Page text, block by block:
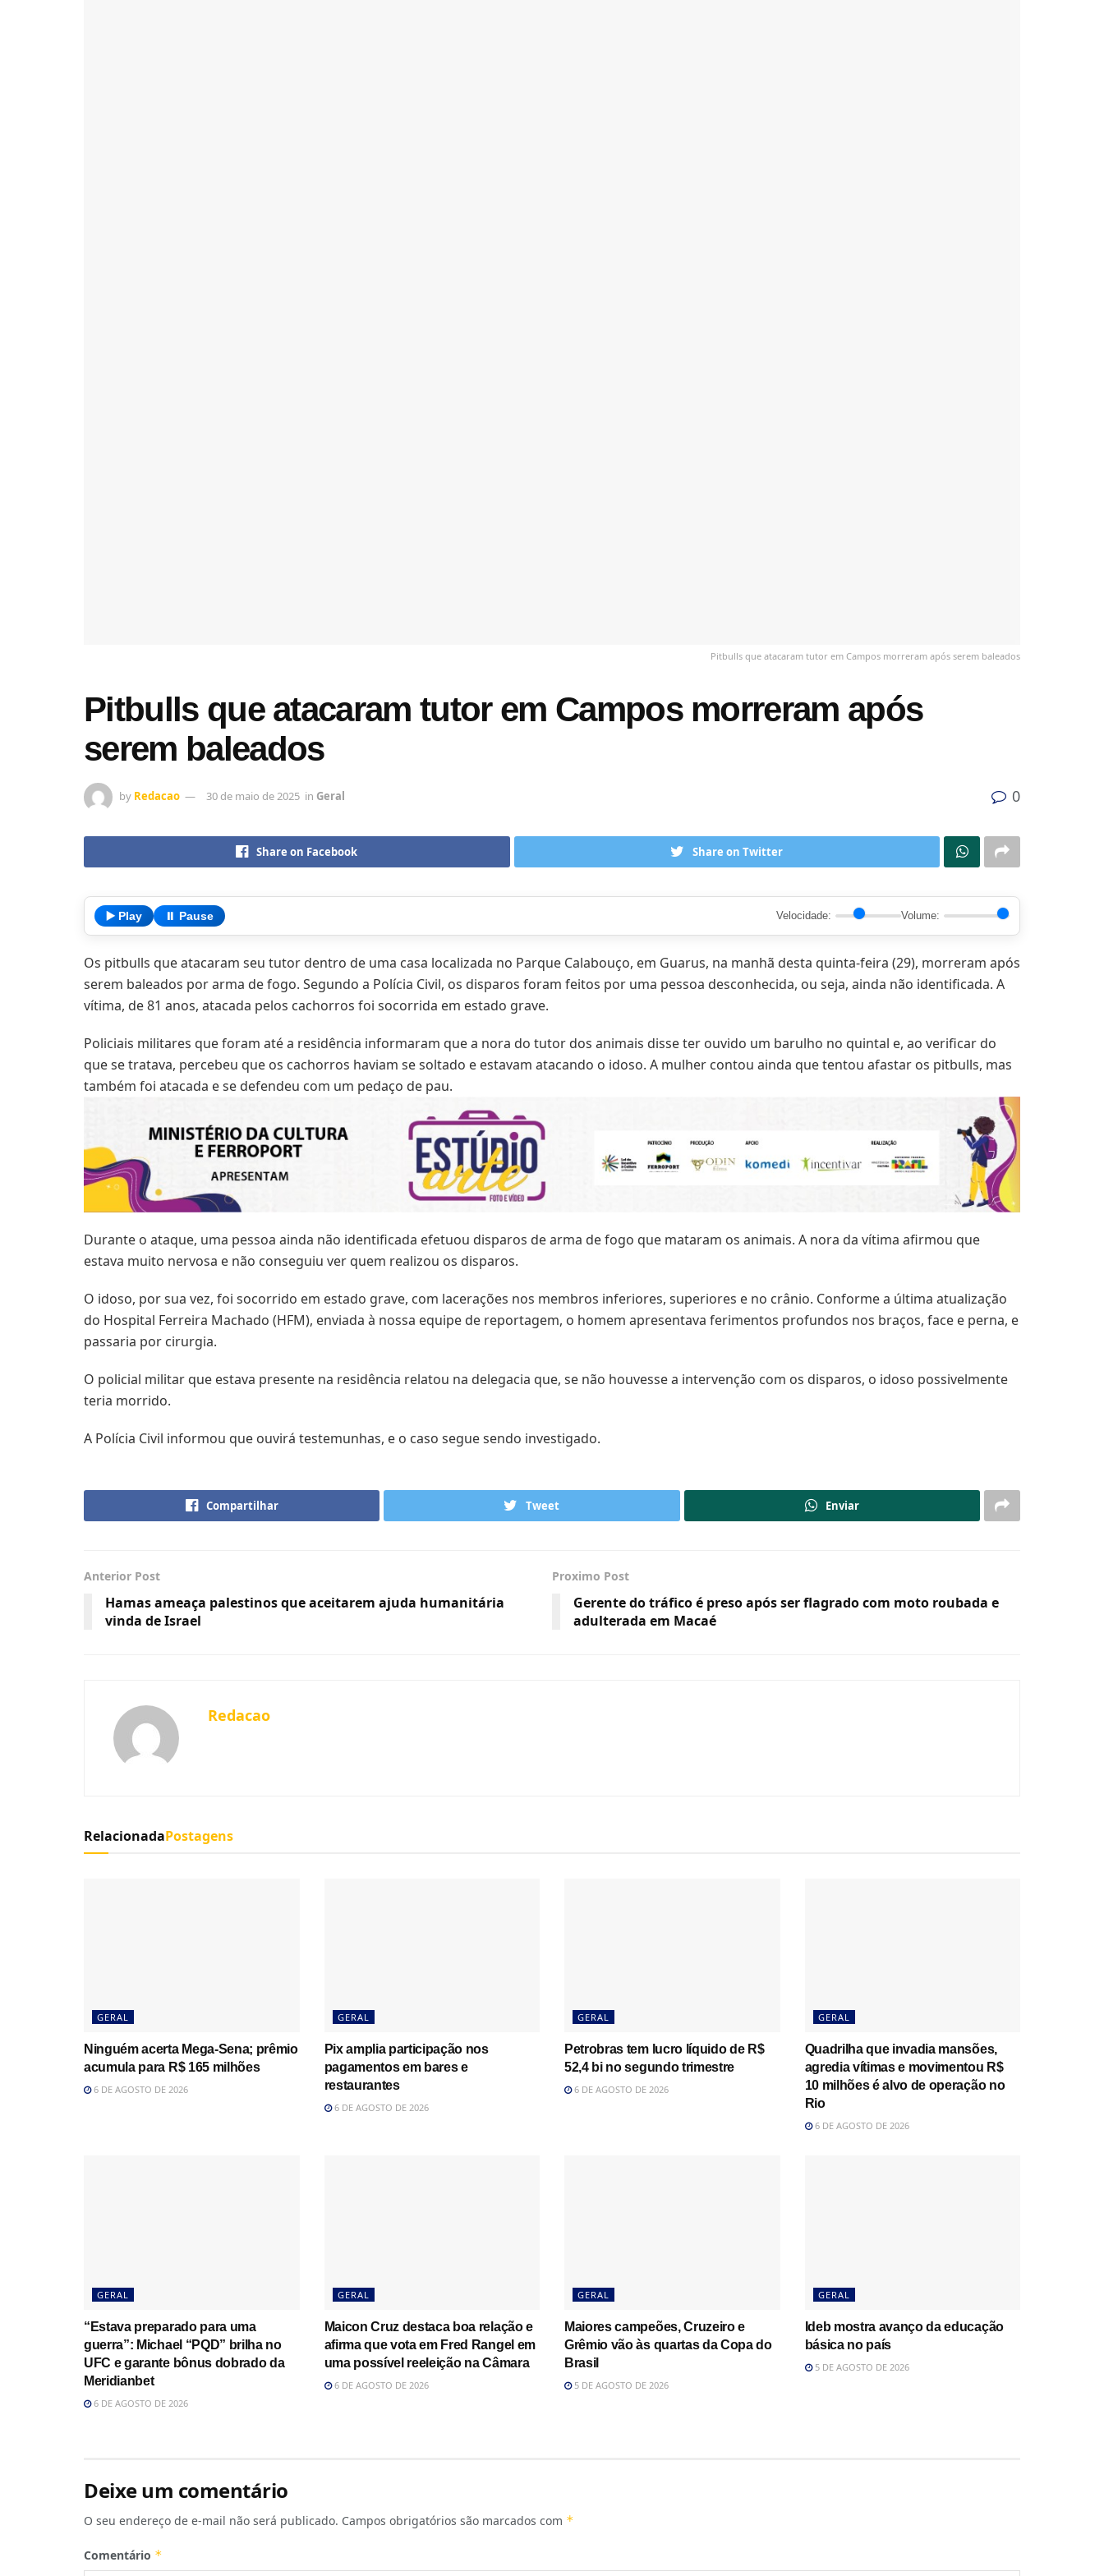
Pitbulls que atacaram tutor em Campos morreram após serem baleados
Pitbulls que atacaram tutor em Campos morreram após
serem baleados
by Redacao 30 de maio de 2025 in Geral 0
Share on Facebook Share on Twitter
▶️ Play ⏸️ Pause Velocidade: Volume:
Os pitbulls que atacaram seu tutor dentro de uma casa localizada no Parque Calabouço, em Guarus, na manhã desta quinta-feira (29), morreram após
serem baleados por arma de fogo. Segundo a Polícia Civil, os disparos foram feitos por uma pessoa desconhecida, ou seja, ainda não identificada. A
vítima, de 81 anos, atacada pelos cachorros foi socorrida em estado grave.
Policiais militares que foram até a residência informaram que a nora do tutor dos animais disse ter ouvido um barulho no quintal e, ao verificar do
que se tratava, percebeu que os cachorros haviam se soltado e estavam atacando o idoso. A mulher contou ainda que tentou afastar os pitbulls, mas
também foi atacada e se defendeu com um pedaço de pau.
Durante o ataque, uma pessoa ainda não identificada efetuou disparos de arma de fogo que mataram os animais. A nora da vítima afirmou que
estava muito nervosa e não conseguiu ver quem realizou os disparos.
O idoso, por sua vez, foi socorrido em estado grave, com lacerações nos membros inferiores, superiores e no crânio. Conforme a última atualização
do Hospital Ferreira Machado (HFM), enviada à nossa equipe de reportagem, o homem apresentava ferimentos profundos nos braços, face e perna, e
passaria por cirurgia.
O policial militar que estava presente na residência relatou na delegacia que, se não houvesse a intervenção com os disparos, o idoso possivelmente
teria morrido.
A Polícia Civil informou que ouvirá testemunhas, e o caso segue sendo investigado.
Compartilhar Tweet Enviar
Anterior Post
Hamas ameaça palestinos que aceitarem ajuda humanitária
vinda de Israel
Proximo Post
Gerente do tráfico é preso após ser flagrado com moto roubada e
adulterada em Macaé
Redacao
RelacionadaPostagens
GERAL
Ninguém acerta Mega-Sena; prêmio
acumula para R$ 165 milhões
6 DE AGOSTO DE 2026
GERAL
Pix amplia participação nos
pagamentos em bares e
restaurantes
6 DE AGOSTO DE 2026
GERAL
Petrobras tem lucro líquido de R$
52,4 bi no segundo trimestre
6 DE AGOSTO DE 2026
GERAL
Quadrilha que invadia mansões,
agredia vítimas e movimentou R$
10 milhões é alvo de operação no
Rio
6 DE AGOSTO DE 2026
GERAL
“Estava preparado para uma
guerra”: Michael “PQD” brilha no
UFC e garante bônus dobrado da
Meridianbet
6 DE AGOSTO DE 2026
GERAL
Maicon Cruz destaca boa relação e
afirma que vota em Fred Rangel em
uma possível reeleição na Câmara
6 DE AGOSTO DE 2026
GERAL
Maiores campeões, Cruzeiro e
Grêmio vão às quartas da Copa do
Brasil
5 DE AGOSTO DE 2026
GERAL
Ideb mostra avanço da educação
básica no país
5 DE AGOSTO DE 2026
Deixe um comentário
O seu endereço de e-mail não será publicado. Campos obrigatórios são marcados com *
Comentário *